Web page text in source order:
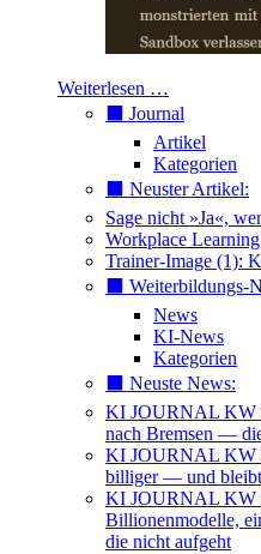
Weiterlesen …
⬛️ Journal
Artikel
Kategorien
⬛️ Neuster Artikel:
Sage nicht »Ja«,
Workplace
Trainer-Image (1):
⬛️ Weiterbildungs-
News
KI-News
Kategorien
⬛️ Neuste News:
KI JOURNAL KW
nach Bremsen —
KI JOURNAL KW
billiger — und
KI JOURNAL KW
Billionenmodelle,
die nicht aufgeht